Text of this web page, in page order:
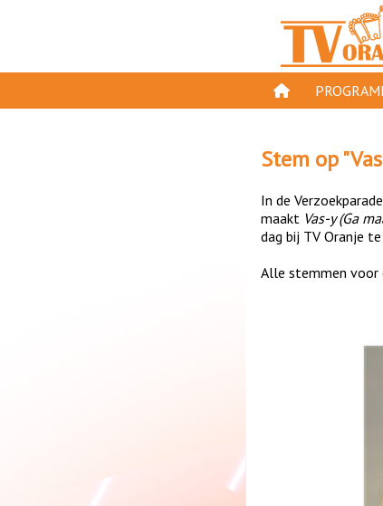
GESPEELD
ORANJE
TV ORANJE
11 VAN
Stem op "
In de
maakt Vas-y (Ga
dag bij TV Oranje
Alle stemmen voor